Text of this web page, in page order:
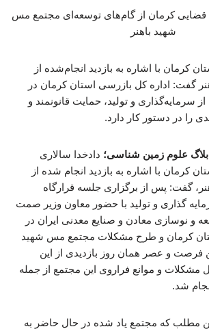
کرمان با اشاره به بازدید انجام‌شده از
گفت: اداره کل بازرسی استان کرمان در
سرمایه‌گذاری و تولید، حمایت قانونمند و
را در دستور کار دارد.
علوم زمین شناسی؛ دادخدا سالاری
کرمان با اشاره به بازدید انجام شده از
گفت: پس از برگزاری جلسه قرارگاه
گذاری و تولید با حضور معاون وزیر صمت
و نوسازی معادن و صنایع معدنی ایران در
کرمان و طرح مشکلات مجتمع مس شهید
فرصت و عصر همان روز بازدیدی از این
و موانع فراروی این مجتمع از جمله
شد.
مطلب که مجتمع یاد شده در حال حاضر به